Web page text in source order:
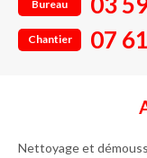
Bureau
Chantier 07
Nettoyage et